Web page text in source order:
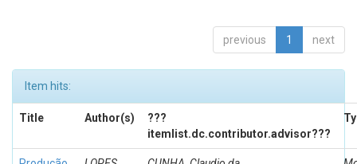
previous 1 next
Item hits:
Title Author(s)
???
itemlist.dc.contributor.advisor???